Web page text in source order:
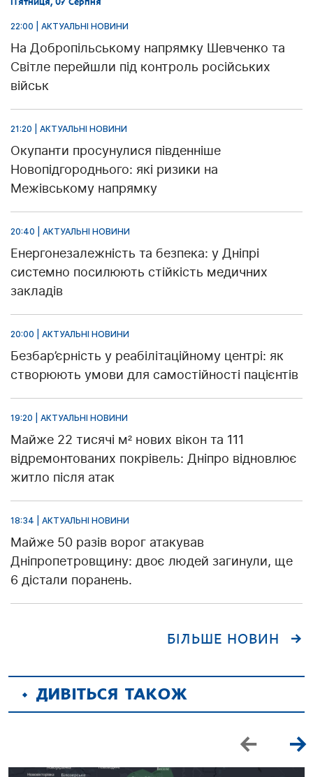
22:00 | АКТУАЛЬНІ НОВИНИ
На Добропільському напрямку Шевченко та
Світле перейшли під контроль російських
військ
21:20 | АКТУАЛЬНІ НОВИНИ
Окупанти просунулися південніше
Новопідгороднього: які ризики на
Межівському напрямку
20:40 | АКТУАЛЬНІ НОВИНИ
Енергонезалежність та безпека: у Дніпрі
системно посилюють стійкість медичних
закладів
20:00 | АКТУАЛЬНІ НОВИНИ
Безбар’єрність у реабілітаційному центрі: як
створюють умови для самостійності пацієнтів
19:20 | АКТУАЛЬНІ НОВИНИ
Майже 22 тисячі м² нових вікон та 111
відремонтованих покрівель: Дніпро відновлює
житло після атак
18:34 | АКТУАЛЬНІ НОВИНИ
Майже 50 разів ворог атакував
Дніпропетровщину: двоє людей загинули, ще
6 дістали поранень.
БІЛЬШЕ НОВИН
ДИВІТЬСЯ ТАКОЖ